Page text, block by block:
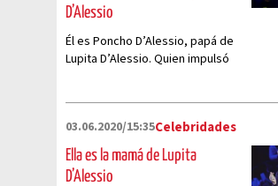
D’Alessio
Él es Poncho D’Alessio, papá de
Lupita D’Alessio. Quien impulsó
03.06.2020/15:35Celebridades
Ella es la mamá de Lupita
D’Alessio